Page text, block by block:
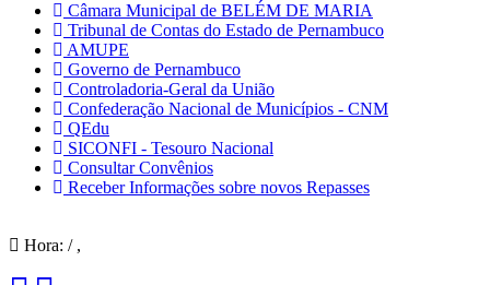
Câmara Municipal de BELÉM DE MARIA
Tribunal de Contas do Estado de Pernambuco
AMUPE
Governo de Pernambuco
Controladoria-Geral da União
Confederação Nacional de Municípios - CNM
QEdu
SICONFI - Tesouro Nacional
Consultar Convênios
Receber Informações sobre novos Repasses
Hora: / ,